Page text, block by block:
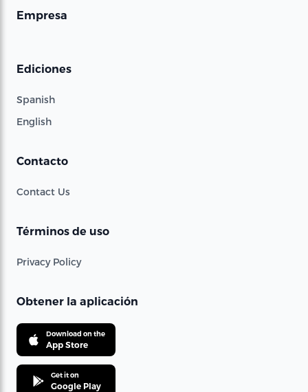
Empresa
Ediciones
Spanish
English
Contacto
Contact Us
Términos de uso
Privacy Policy
Obtener la aplicación
Download on the
App Store
Get it on
Google Play